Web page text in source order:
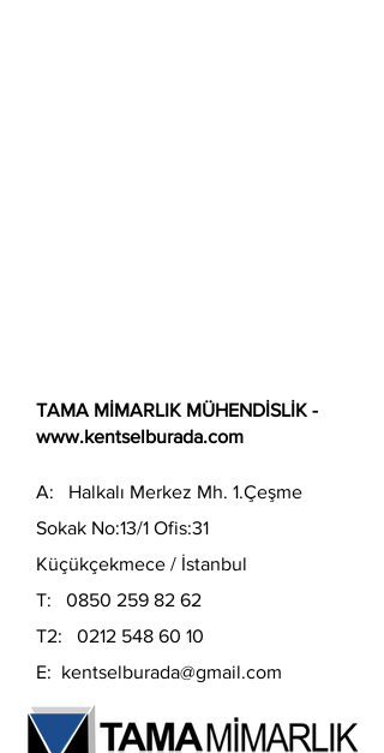
TAMA MİMARLIK MÜHENDİSLİK -
www.kentselburada.com
A: Halkalı Merkez Mh. 1.Çeşme
Sokak No:13/1 Ofis:31
Küçükçekmece / İstanbul
T: 0850 259 82 62
T2: 0212 548 60 10
E: kentselburada@gmail.com